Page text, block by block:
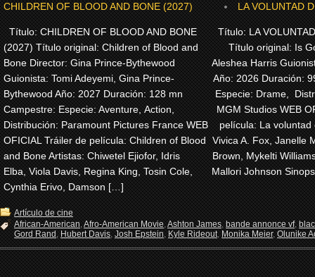
CHILDREN OF BLOOD AND BONE (2027)
Título: CHILDREN OF BLOOD AND BONE
(2027) Título original: Children of Blood and
Bone Director: Gina Prince-Bythewood
Guionista: Tomi Adeyemi, Gina Prince-
Bythewood Año: 2027 Duración: 128 mn
Campestre: Especie: Aventure, Action,
Distribución: Paramount Pictures France WEB
OFICIAL Tráiler de película: Children of Blood
and Bone Artistas: Chiwetel Ejiofor, Idris
Elba, Viola Davis, Regina King, Tosin Cole,
Cynthia Erivo, Damson […]
LA VOLUNTAD
Título: LA
Título original: Is
Aleshea Harris
Año: 2026 Duración:
Especie: Drame,
MGM Studios WEB
película: La voluntad
Vivica A. Fox, Janelle
Brown, Mykelti
Mallori Johnson
Artículo de cine
African-American,Afro-American Movie,Ashton James,bande annonce vf,
Gord Rand,Hubert Davis,Josh Epstein,Kyle Rideout,Monika Meier,Olunike